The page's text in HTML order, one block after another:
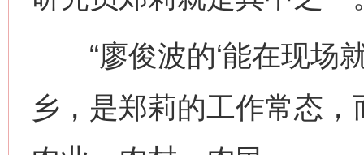
“廖俊波的‘能在现场就
乡，是郑莉的工作常态